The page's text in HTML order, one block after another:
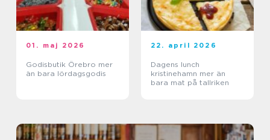
01. maj 2026
Godisbutik Örebro mer
än bara lördagsgodis
22. april 2026
Dagens lunch
kristinehamn mer än
bara mat på tallriken